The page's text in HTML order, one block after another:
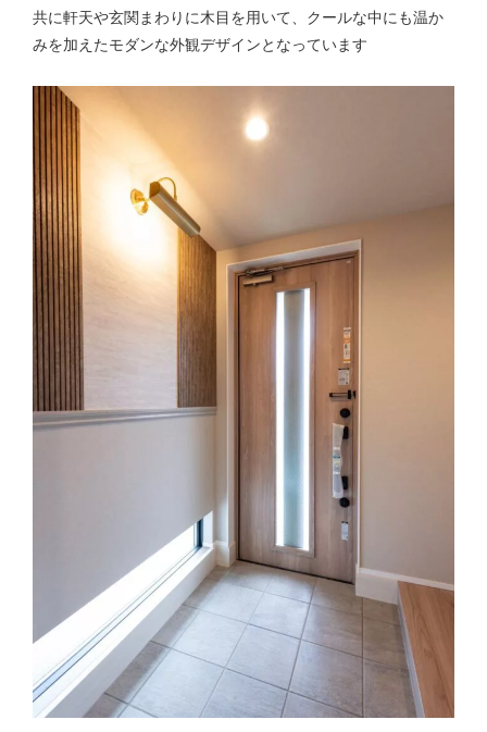
共に軒天や玄関まわりに木目を用いて、クールな中にも温か
みを加えたモダンな外観デザインとなっています